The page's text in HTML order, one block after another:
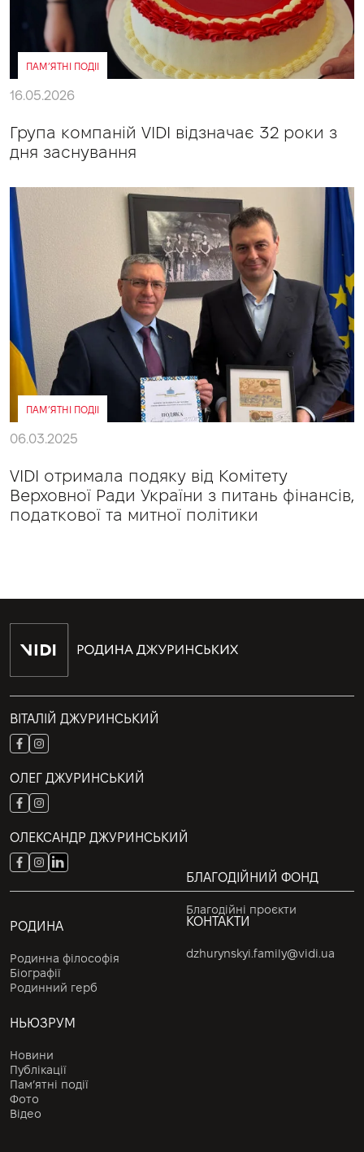
ПАМ’ЯТНІ ПОДІІ
16.05.2026
Група компаній VIDI відзначає 32 роки з
дня заснування
ПАМ’ЯТНІ ПОДІІ
06.03.2025
VIDI отримала подяку від Комітету
Верховної Ради України з питань фінансів,
податкової та митної політики
ВІТАЛІЙ ДЖУРИНСЬКИЙ
ОЛЕГ ДЖУРИНСЬКИЙ
ОЛЕКСАНДР ДЖУРИНСЬКИЙ
РОДИНА
Родинна філософія
Біографії
Родинний герб
БЛАГОДІЙНИЙ ФОНД
Благодійні проєкти
НЬЮЗРУМ
Новини
Публікації
Пам’ятні події
Фото
Відео
КОНТАКТИ
dzhurynskyi.family@vidi.ua